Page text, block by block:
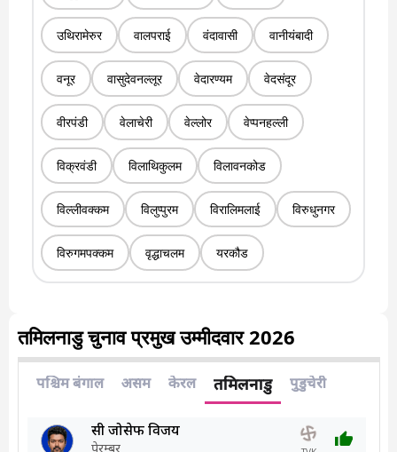
उथिरामेरुर वालपराई वंदावासी वानीयंबादी
वनूर वासुदेवनल्लूर वेदारण्यम वेदसंदूर
वीरपंडी वेलाचेरी वेल्लोर वेप्पनहल्ली
विक्रवंडी विलाथिकुलम विलावनकोड
विल्लीवक्कम विलुप्पुरम विरालिमलाई विरुधुनगर
विरुगमपक्कम वृद्धाचलम यरकौड
तमिलनाडु चुनाव प्रमुख उम्मीदवार 2026